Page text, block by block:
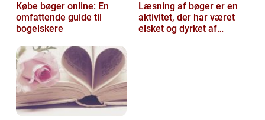
Købe bøger online: En
omfattende guide til
bogelskere
Læsning af bøger er en
aktivitet, der har været
elsket og dyrket af